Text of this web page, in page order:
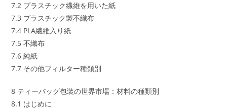
7.2 プラスチック繊維を用いた紙
7.3 プラスチック製不織布
7.4 PLA繊維入り紙
7.5 不織布
7.6 純紙
7.7 その他フィルター種類別
8 ティーバッグ包装の世界市場：材料の種類別
8.1 はじめに